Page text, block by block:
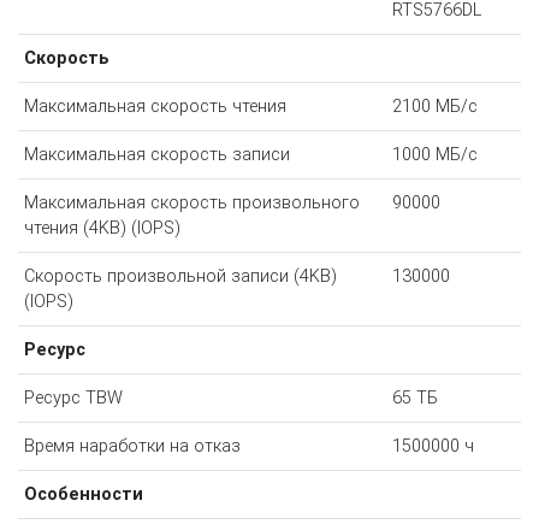
RTS5766DL
Скорость
Максимальная скорость чтения 2100 МБ/с
Максимальная скорость записи 1000 МБ/с
Максимальная скорость произвольного
чтения (4KB) (IOPS)
90000
Скорость произвольной записи (4KB)
(IOPS)
130000
Ресурс
Ресурс TBW 65 ТБ
Время наработки на отказ 1500000 ч
Особенности